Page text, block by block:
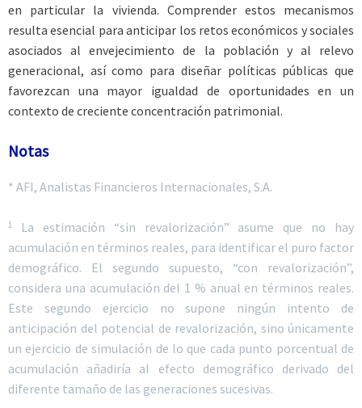
en particular la vivienda. Comprender estos mecanismos
resulta esencial para anticipar los retos económicos y sociales
asociados al envejecimiento de la población y al relevo
generacional, así como para diseñar políticas públicas que
favorezcan una mayor igualdad de oportunidades en un
contexto de creciente concentración patrimonial.
Notas
* AFI, Analistas Financieros Internacionales, S.A.
1
La estimación “sin revalorización” asume que no hay
acumulación en términos reales, para identificar el puro factor
demográfico. El segundo supuesto, “con revalorización”,
considera una acumulación del 1 % anual en términos reales.
Este segundo ejercicio no supone ningún intento de
anticipación del potencial de revalorización, sino únicamente
un ejercicio de simulación de lo que cada punto porcentual de
acumulación añadiría al efecto demográfico derivado del
diferente tamaño de las generaciones sucesivas.